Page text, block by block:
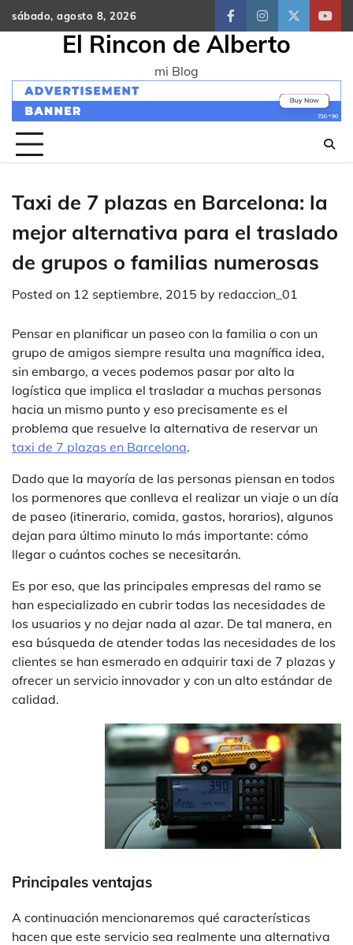
Skip
to
sábado, agosto 8, 2026
facebookinstagram
twitter
El Rincon de Alberto
mi Blog
Taxi de 7 plazas en Barcelona: la
mejor alternativa para el traslado
de grupos o familias numerosas
Posted on 12 septiembre, 2015 by redaccion_01
Pensar en planificar un paseo con la familia o con un
grupo de amigos siempre resulta una magnífica idea,
sin embargo, a veces podemos pasar por alto la
logística que implica el trasladar a muchas personas
hacia un mismo punto y eso precisamente es el
problema que resuelve la alternativa de reservar un
taxi de 7 plazas en Barcelona.
Dado que la mayoría de las personas piensan en todos
los pormenores que conlleva el realizar un viaje o un día
de paseo (itinerario, comida, gastos, horarios), algunos
dejan para último minuto lo más importante: cómo
llegar o cuántos coches se necesitarán.
Es por eso, que las principales empresas del ramo se
han especializado en cubrir todas las necesidades de
los usuarios y no dejar nada al azar. De tal manera, en
esa búsqueda de atender todas las necesidades de los
clientes se han esmerado en adquirir taxi de 7 plazas y
ofrecer un servicio innovador y con un alto estándar de
calidad.
Principales ventajas
A continuación mencionaremos qué características
hacen que este servicio sea realmente una alternativa